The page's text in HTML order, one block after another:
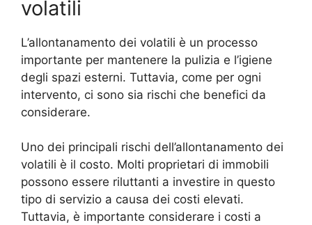
volatili
L’allontanamento dei volatili è un processo
importante per mantenere la pulizia e l’igiene
degli spazi esterni. Tuttavia, come per ogni
intervento, ci sono sia rischi che benefici da
considerare.
Uno dei principali rischi dell’allontanamento dei
volatili è il costo. Molti proprietari di immobili
possono essere riluttanti a investire in questo
tipo di servizio a causa dei costi elevati.
Tuttavia, è importante considerare i costi a